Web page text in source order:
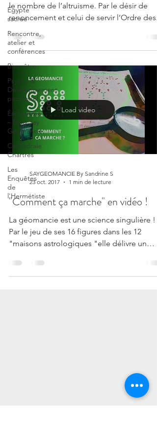
Égypte
sacrée
Rencontre,
atelier et
conférences
Bien-être
Psycho &
Développement
personnel
Ésotérisme
– Blog Say
Géomancie
Cathédrale
Chartres
Les
Enquêtes
de
l'Hermétiste
le nombre de l’altruisme. Par le désir de
renoncement et celui de servir l’Ordre des...
Load video
SAYGEOMANCIE By Sandrine S
23 oct. 2017
1 min de lecture
"Comment ça marche" en vidéo !
La géomancie est une science singulière !
Par le jeu de ses 16 figures dans les 12
"maisons astrologiques "elle délivre un